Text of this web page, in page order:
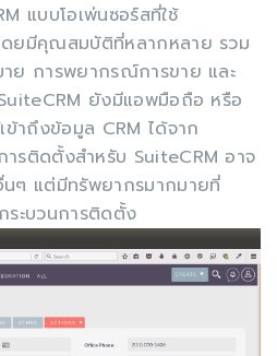
แบบโอเพ่นซอร์สที่ใช้
ดยมีคุณสมบัติที่หลากหลาย รวม
าย การพยากรณ์การขาย และ
ยังมีแอพมือถือ หรือ
ข้าถึงข้อมูล CRM ได้จาก
รติดตั้งสำหรับ SuiteCRM อาจ
นๆ แต่มีทรัพยากรมากมายที่
ระบวนการติดตั้ง